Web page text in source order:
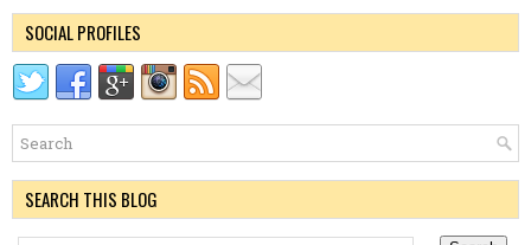
SOCIAL PROFILES
SEARCH THIS BLOG